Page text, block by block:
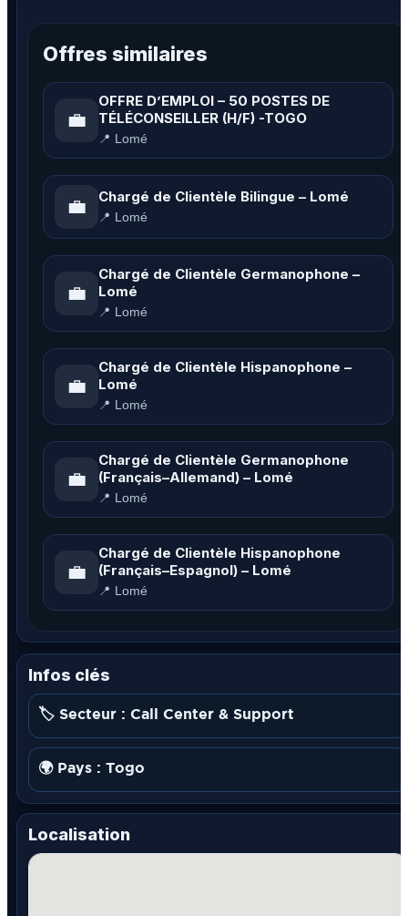
Offres similaires
💼
OFFRE D’EMPLOI – 50 POSTES DE
TÉLÉCONSEILLER (H/F) -TOGO
📍 Lomé
💼 Chargé de Clientèle Bilingue – Lomé
📍 Lomé
💼
Chargé de Clientèle Germanophone –
Lomé
📍 Lomé
💼
Chargé de Clientèle Hispanophone –
Lomé
📍 Lomé
💼
Chargé de Clientèle Germanophone
(Français–Allemand) – Lomé
📍 Lomé
💼
Chargé de Clientèle Hispanophone
(Français–Espagnol) – Lomé
📍 Lomé
Infos clés
🏷️ Secteur : Call Center & Support
🌍 Pays : Togo
Localisation